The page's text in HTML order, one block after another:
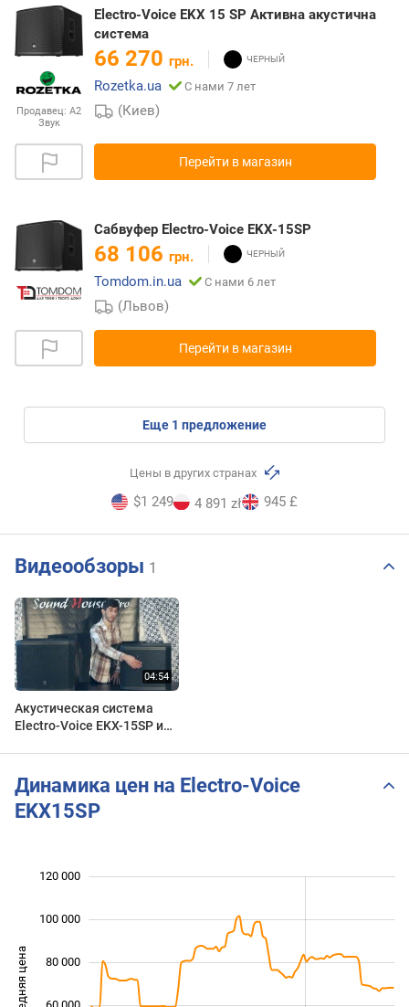
Продавец: А2
Звук
Electro-Voice EKX 15 SP Активна акустична
система
66 270 грн.
Rozetka.ua
С нами 7 лет
(Киев)
Перейти в магазин
Сабвуфер Electro-Voice EKX-15SP
68 106 грн.
Tomdom.in.ua
С нами 6 лет
(Львов)
Перейти в магазин
eще 1 предложение
Цены в других странах
$1 249 4 891 zł 945 £
Видеообзоры 1
Акустическая система
Electro-Voice EKX-15SP и
Динамика цен на Electro-Voice
EKX15SP
Средняя цена 80 000
120 000
100 000